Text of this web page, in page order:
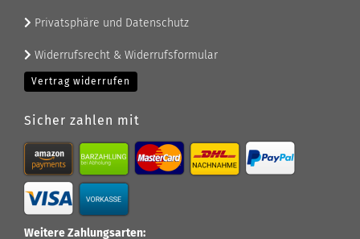
Privatsphäre und Datenschutz
Widerrufsrecht & Widerrufsformular
Vertrag widerrufen
Sicher zahlen mit
Weitere Zahlungsarten: